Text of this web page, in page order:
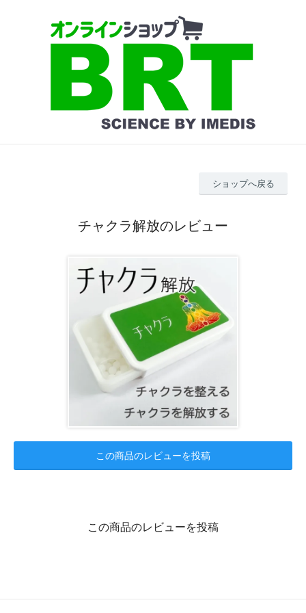
ショップへ戻る
チャクラ解放のレビュー
この商品のレビューを投稿
この商品のレビューを投稿